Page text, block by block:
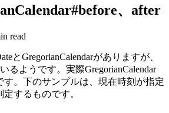
、after
read
とGregorianCalendarがありますが、
るようです。実際GregorianCalendar
す。下のサンプルは、現在時刻が指定
するものです。